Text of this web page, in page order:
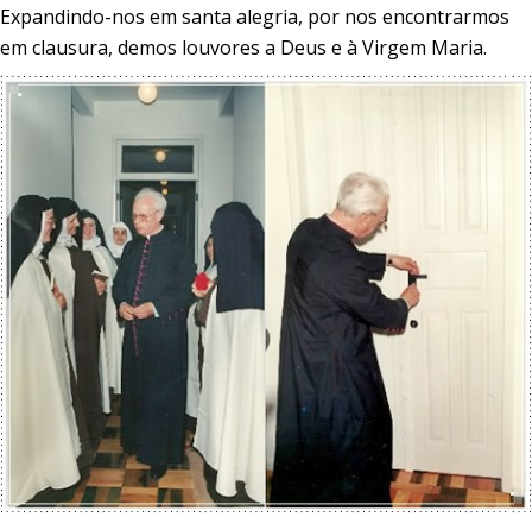
Expandindo-nos em santa alegria, por nos encontrarmos
em clausura, demos louvores a Deus e à Virgem Maria.